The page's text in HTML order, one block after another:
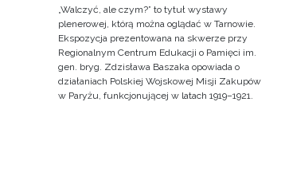
„Walczyć, ale czym?” to tytuł wystawy
plenerowej, którą można oglądać w Tarnowie.
Ekspozycja prezentowana na skwerze przy
Regionalnym Centrum Edukacji o Pamięci im.
gen. bryg. Zdzisława Baszaka opowiada o
działaniach Polskiej Wojskowej Misji Zakupów
w Paryżu, funkcjonującej w latach 1919–1921.